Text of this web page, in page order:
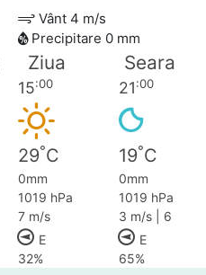
Vânt 4 m/s
Precipitare 0 mm
Ziua Seara
15:00 21:00
29°C 19°C
0mm
0mm
1019 hPa
1019 hPa
7 m/s
3 m/s | 6
E
E
32% 65%